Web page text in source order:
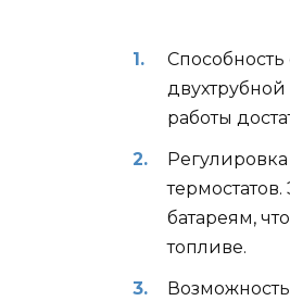
Способность
работы
батареям,
топливе.